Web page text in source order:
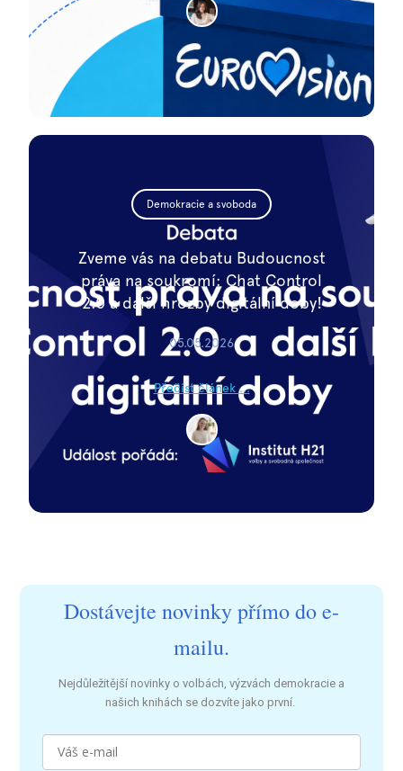
Demokracie a svoboda
Zveme vás na debatu Budoucnost
práva na soukromí: Chat Control
2.0 a další hrozby digitální doby!
05.05.2026
Přečíst článek ...
Dostávejte novinky přímo do e-
mailu.
Nejdůležitější novinky o volbách, výzvách demokracie a
našich knihách se dozvíte jako první.